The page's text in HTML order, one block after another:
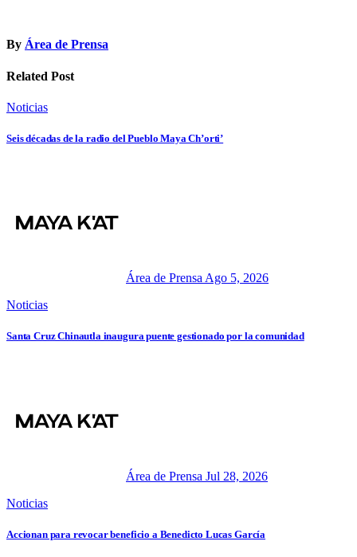
By Área de Prensa
Related Post
Noticias
Seis décadas de la radio del Pueblo Maya Ch’orti’
Área de Prensa Ago 5, 2026
Noticias
Santa Cruz Chinautla inaugura puente gestionado por la comunidad
Área de Prensa Jul 28, 2026
Noticias
Accionan para revocar beneficio a Benedicto Lucas García